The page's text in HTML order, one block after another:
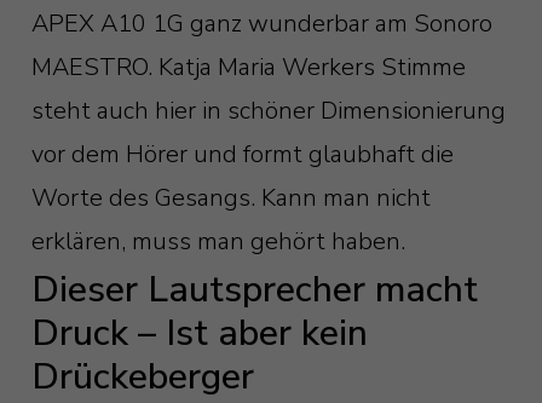
APEX A10 1G ganz wunderbar am Sonoro
MAESTRO. Katja Maria Werkers Stimme
steht auch hier in schöner Dimensionierung
vor dem Hörer und formt glaubhaft die
Worte des Gesangs. Kann man nicht
erklären, muss man gehört haben.
Dieser Lautsprecher macht
Druck – Ist aber kein
Drückeberger